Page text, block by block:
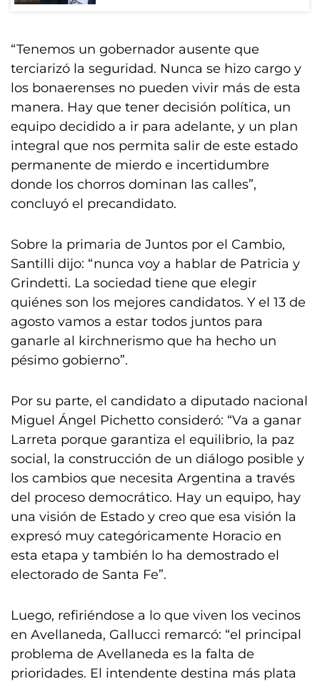
“Tenemos un gobernador ausente que
terciarizó la seguridad. Nunca se hizo cargo y
los bonaerenses no pueden vivir más de esta
manera. Hay que tener decisión política, un
equipo decidido a ir para adelante, y un plan
integral que nos permita salir de este estado
permanente de mierdo e incertidumbre
donde los chorros dominan las calles”,
concluyó el precandidato.
Sobre la primaria de Juntos por el Cambio,
Santilli dijo: “nunca voy a hablar de Patricia y
Grindetti. La sociedad tiene que elegir
quiénes son los mejores candidatos. Y el 13 de
agosto vamos a estar todos juntos para
ganarle al kirchnerismo que ha hecho un
pésimo gobierno”.
Por su parte, el candidato a diputado nacional
Miguel Ángel Pichetto consideró: “Va a ganar
Larreta porque garantiza el equilibrio, la paz
social, la construcción de un diálogo posible y
los cambios que necesita Argentina a través
del proceso democrático. Hay un equipo, hay
una visión de Estado y creo que esa visión la
expresó muy categóricamente Horacio en
esta etapa y también lo ha demostrado el
electorado de Santa Fe”.
Luego, refiriéndose a lo que viven los vecinos
en Avellaneda, Gallucci remarcó: “el principal
problema de Avellaneda es la falta de
prioridades. El intendente destina más plata